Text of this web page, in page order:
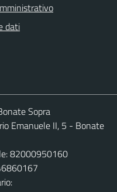
dati
Sopra
Emanuele II, 5 - Bonate
82000950160